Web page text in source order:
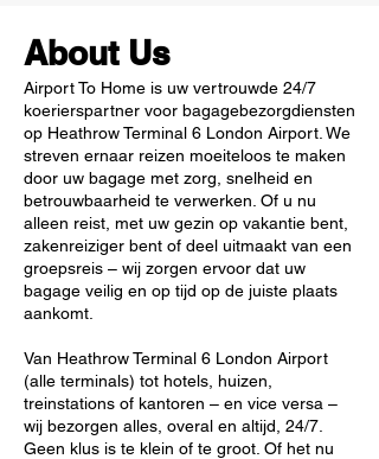
About Us
Airport To Home is uw vertrouwde 24/7
koerierspartner voor bagagebezorgdiensten
op Heathrow Terminal 6 London Airport. We
streven ernaar reizen moeiteloos te maken
door uw bagage met zorg, snelheid en
betrouwbaarheid te verwerken. Of u nu
alleen reist, met uw gezin op vakantie bent,
zakenreiziger bent of deel uitmaakt van een
groepsreis – wij zorgen ervoor dat uw
bagage veilig en op tijd op de juiste plaats
aankomt.
Van Heathrow Terminal 6 London Airport
(alle terminals) tot hotels, huizen,
treinstations of kantoren – en vice versa –
wij bezorgen alles, overal en altijd, 24/7.
Geen klus is te klein of te groot. Of het nu